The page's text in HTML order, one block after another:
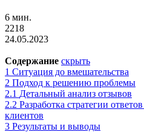
6 мин.
2218
24.05.2023
Содержание скрыть
1 Ситуация до вмешательства
2 Подход к решению проблемы
2.1 Детальный анализ отзывов
2.2 Разработка стратегии
клиентов
3 Результаты и выводы